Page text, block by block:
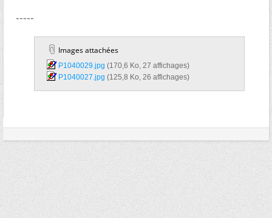
-----
Images attachées
P1040029.jpg‎ (170,6 Ko, 27 affichages)
P1040027.jpg‎ (125,8 Ko, 26 affichages)